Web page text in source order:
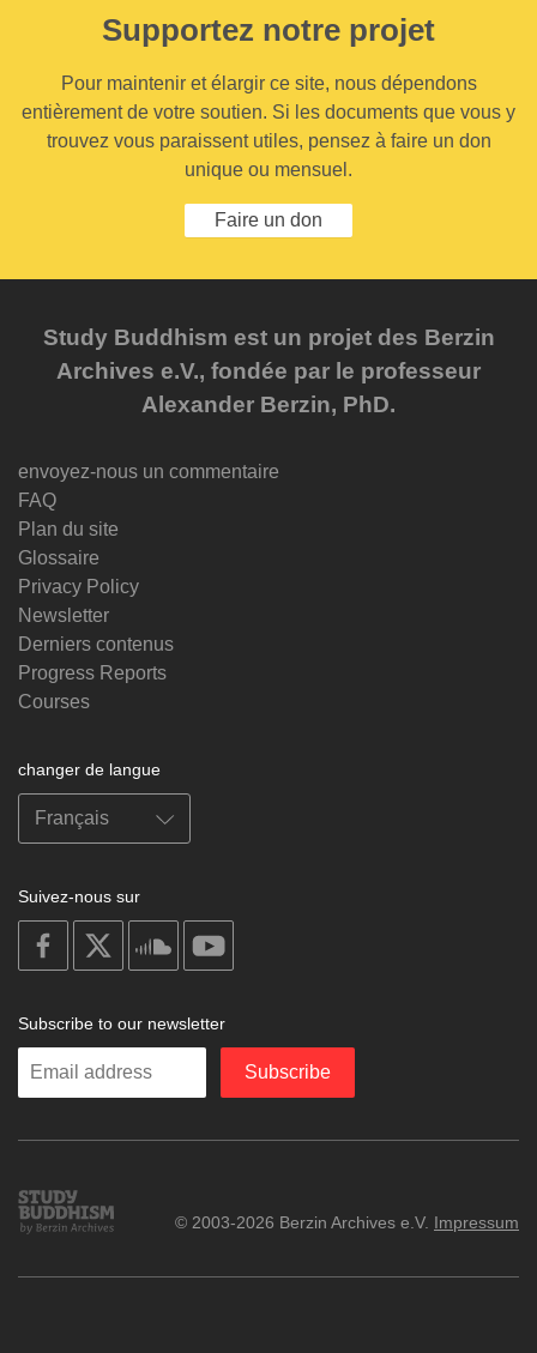
Supportez notre projet
Pour maintenir et élargir ce site, nous dépendons
entièrement de votre soutien. Si les documents que vous y
trouvez vous paraissent utiles, pensez à faire un don
unique ou mensuel.
Faire un don
Study Buddhism est un projet des Berzin
Archives e.V., fondée par le professeur
Alexander Berzin, PhD.
envoyez-nous un commentaire
FAQ
Plan du site
Glossaire
Privacy Policy
Newsletter
Derniers contenus
Progress Reports
Courses
changer de langue
Suivez-nous sur
on
facebook
soundcloud
Subscribe to our newsletter
Enter
Subscribe
Study
Buddhism
© 2003-2026 Berzin Archives e.V. Impressum